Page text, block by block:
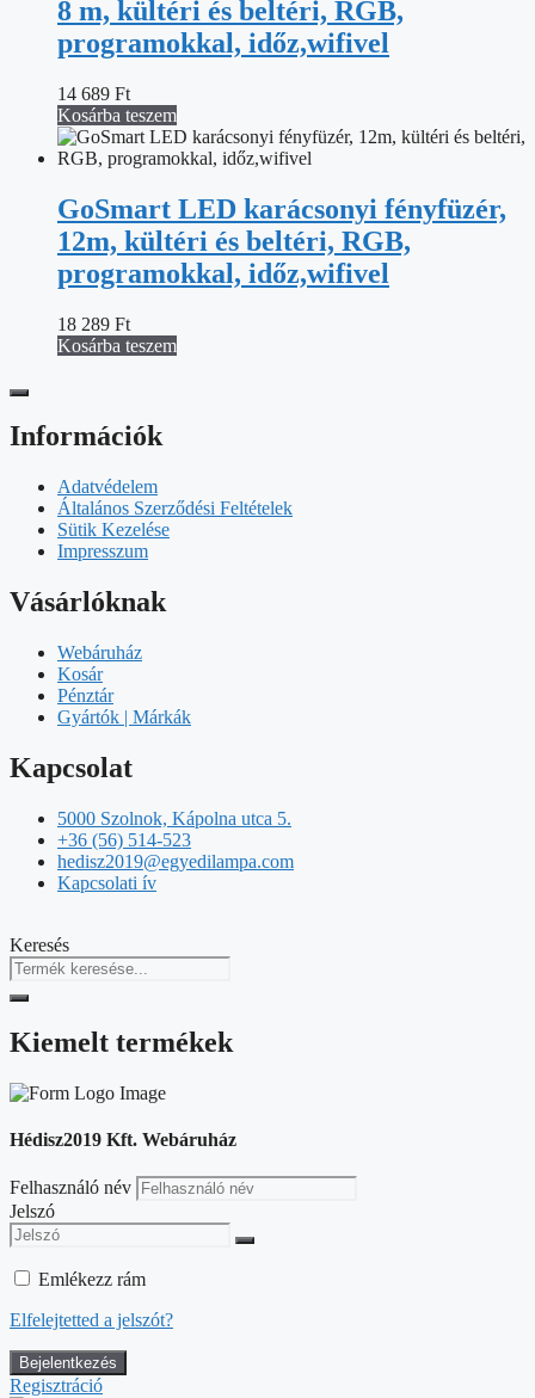
8 m, kültéri és beltéri, RGB,
programokkal, időz,wifivel
14 689 Ft
Kosárba teszem
GoSmart LED karácsonyi fényfüzér,
12m, kültéri és beltéri, RGB,
programokkal, időz,wifivel
18 289 Ft
Kosárba teszem
Információk
Adatvédelem
Általános Szerződési Feltételek
Sütik Kezelése
Impresszum
Vásárlóknak
Webáruház
Kosár
Pénztár
Gyártók | Márkák
Kapcsolat
5000 Szolnok, Kápolna utca 5.
+36 (56) 514-523
hedisz2019@egyedilampa.com
Kapcsolati ív
Keresés
Kiemelt termékek
Hédisz2019 Kft. Webáruház
Felhasználó név
Jelszó
Emlékezz rám
Elfelejtetted a jelszót?
Regisztráció